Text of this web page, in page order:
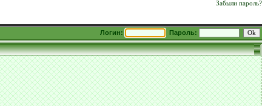
Забыли пароль?
Логин: Пароль: